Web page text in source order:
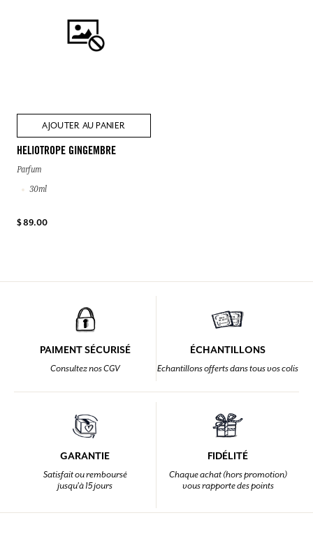
AJOUTER AU PANIER
HELIOTROPE GINGEMBRE
Parfum
30ml
$ 89.00
PAIMENT SÉCURISÉ
Consultez nos CGV
ÉCHANTILLONS
Echantillons offerts dans tous vos colis
GARANTIE
Satisfait ou remboursé
jusqu'à 15 jours
FIDÉLITÉ
Chaque achat (hors promotion)
vous rapporte des points